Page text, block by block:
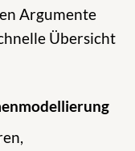
Argumente
Übersicht